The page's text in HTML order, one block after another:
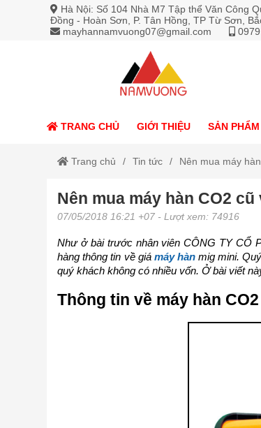
Hà Nội: Số 104 Nhà M7 Tập thể Văn Công
Đồng - Hoàn Sơn, P. Tân Hồng, TP Từ Sơn,
mayhannamvuong07@gmail.com
TRANG CHỦ GIỚI THIỆU SẢN PHẨM
Trang chủ Tin tức Nên mua máy
Nên mua máy hàn CO2
07/05/2018 16:21 +07 - Lượt xem: 74916
Như ở bài trước nhân viên CÔNG TY CỔ
hàng thông tin về giá máy hàn mig mini.
quý khách không có nhiều vốn. Ở bài viết
Thông tin về máy hàn CO2